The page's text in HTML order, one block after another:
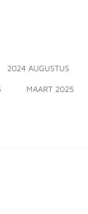
2024 AUGUSTUS
MAART 2025